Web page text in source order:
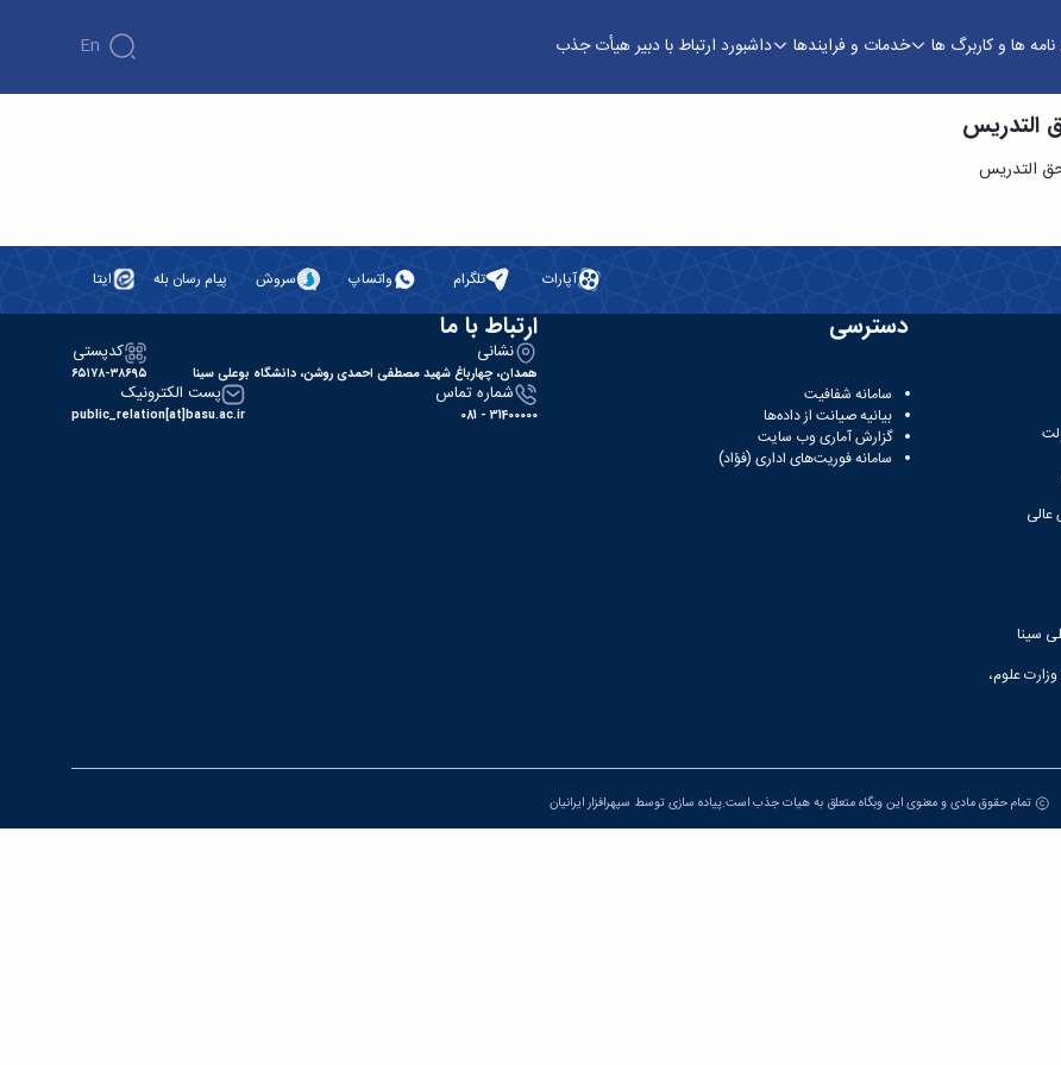
نامه ها و کاربرگ ها خدمات و فرایندها داشبورد ارتباط با دبیر هیأت جذب En
التدریس
التدریس
آپارات تلگرام واتساپ سروش پیام رسان بله ایتا
سینا
علوم،
دسترسی
سامانه شفافیت
بیانیه صیانت از داده‌ها
گزارش آماری وب‌ سایت
سامانه فوریت‌های اداری (فؤاد)
ارتباط با ما
نشانی
همدان، چهارباغ شهید مصطفی احمدی روشن، دانشگاه بوعلی سینا
کدپستی
۶۵۱۷۸-۳۸۶۹۵
شماره تماس
31400000 - 081
پست الکترونیک
public_relation[at]basu.ac.ir
تمام حقوق مادی و معنوی این وبگاه متعلق به هیات جذب است.پیاده سازی توسط سپهرافزار ایرانیان